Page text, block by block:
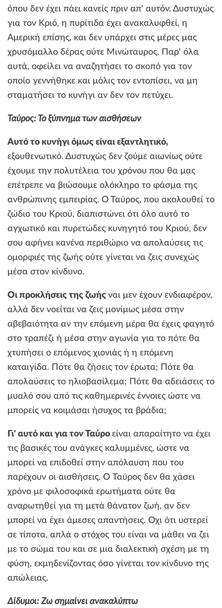
όπου δεν έχει πάει κανείς πριν απ' αυτόν. Δυστυχώς
για τον Κριό, η πυρίτιδα έχει ανακαλυφθεί, η
Αμερική επίσης, και δεν υπάρχει στις μέρες μας
χρυσόμαλλο δέρας ούτε Μινώταυρος. Παρ' όλα
αυτά, οφείλει να αναζητήσει το σκοπό για τον
οποίο γεννήθηκε και μόλις τον εντοπίσει, να μη
σταματήσει το κυνήγι αν δεν τον πετύχει.
Ταύρος: Το ξύπνημα των αισθήσεων
Αυτό το κυνήγι όμως είναι εξαντλητικό,
εξουθενωτικό. Δυστυχώς δεν ζούμε αιωνίως ούτε
έχουμε την πολυτέλεια του χρόνου που θα μας
επέτρεπε να βιώσουμε ολόκληρο το φάσμα της
ανθρώπινης εμπειρίας. Ο Ταύρος, που ακολουθεί το
ζώδιο του Κριού, διαπιστώνει ότι όλο αυτό το
αγχωτικό και πυρετώδες κυνηγητό του Κριού, δεν
σου αφήνει κανένα περιθώριο να απολαύσεις τις
ομορφιές της ζωής ούτε γίνεται να ζεις συνεχώς
μέσα στον κίνδυνο.
Οι προκλήσεις της ζωής ναι μεν έχουν ενδιαφέρον,
αλλά δεν νοείται να ζεις μονίμως μέσα στην
αβεβαιότητα αν την επόμενη μέρα θα έχεις φαγητό
στο τραπέζι ή μέσα στην αγωνία για το πότε θα
χτυπήσει ο επόμενος χιονιάς ή η επόμενη
καταιγίδα. Πότε θα ζήσεις τον έρωτα; Πότε θα
απολαύσεις το ηλιοβασίλεμα; Πότε θα αδειάσεις το
μυαλό σου από τις καθημερινές έννοιες ώστε να
μπορείς να κοιμάσαι ήσυχος τα βράδια;
Γι' αυτό και για τον Ταύρο είναι απαραίτητο να έχει
τις βασικές του ανάγκες καλυμμένες, ώστε να
μπορεί να επιδοθεί στην απόλαυση που του
παρέχουν οι αισθήσεις. O Ταύρος δεν θα χάσει
χρόνο με φιλοσοφικά ερωτήματα ούτε θα
αναρωτηθεί για τη μετά θάνατον ζωή, αν δεν
μπορεί να έχει άμεσες απαντήσεις. Οχι ότι υστερεί
σε τίποτα, απλά ο στόχος του είναι να μάθει να ζει
με το σώμα του και σε μια διαλεκτική σχέση με τη
φύση, εκμηδενίζοντας όσο γίνεται τον κίνδυνο της
απώλειας.
Δίδυμοι: Ζω σημαίνει ανακαλύπτω